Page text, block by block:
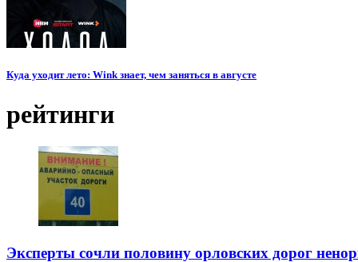
Куда уходит лето: Wink знает, чем заняться в августе
рейтинги
Эксперты сочли половину орловских дорог